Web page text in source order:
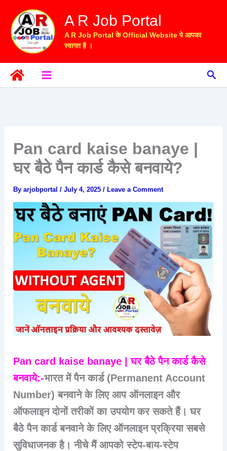
content
A R Job Portal
A R Job Portal के Official Website पे आपका
स्वागत है ।
Pan card kaise banaye |
घर बैठे पैन कार्ड कैसे बनवाये?
Byarjobportal/July 4, 2025/ Leave a Comment
Pan card kaise banaye | घर बैठे पैन कार्ड कैसे
बनवाये:-भारत में पैन कार्ड (Permanent Account
Number) बनवाने के लिए आप ऑनलाइन और
ऑफलाइन दोनों तरीकों का उपयोग कर सकते हैं। घर
बैठे पैन कार्ड बनवाने के लिए ऑनलाइन प्रक्रिया सबसे
सुविधाजनक है। नीचे मैं आपको स्टेप-बाय-स्टेप